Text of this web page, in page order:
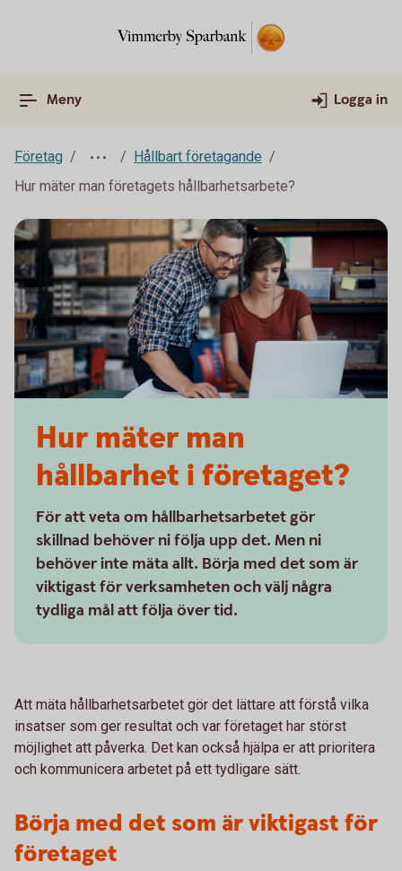
Meny Logga in
Företag
Hållbart företagande
Hur mäter man företagets hållbarhetsarbete?
Hur mäter man
hållbarhet i företaget?
För att veta om hållbarhetsarbetet gör
skillnad behöver ni följa upp det. Men ni
behöver inte mäta allt. Börja med det som är
viktigast för verksamheten och välj några
tydliga mål att följa över tid.
Att mäta hållbarhetsarbetet gör det lättare att förstå vilka
insatser som ger resultat och var företaget har störst
möjlighet att påverka. Det kan också hjälpa er att prioritera
och kommunicera arbetet på ett tydligare sätt.
Börja med det som är viktigast för
företaget